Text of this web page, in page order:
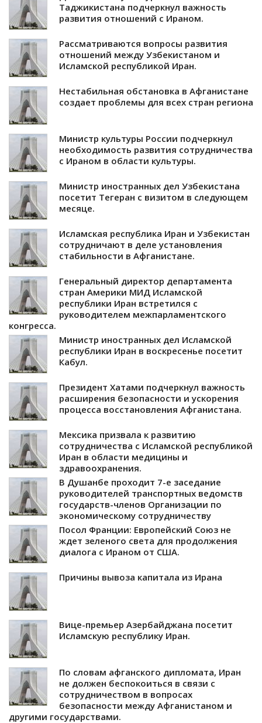
Таджикистана подчеркнул важность
развития отношений с Ираном.
Рассматриваются вопросы развития
отношений между Узбекистаном и
Исламской республикой Иран.
Нестабильная обстановка в Афганистане
создает проблемы для всех стран региона
Министр культуры России подчеркнул
необходимость развития сотрудничества
с Ираном в области культуры.
Министр иностранных дел Узбекистана
посетит Тегеран с визитом в следующем
месяце.
Исламская республика Иран и Узбекистан
сотрудничают в деле установления
стабильности в Афганистане.
Генеральный директор департамента
стран Америки МИД Исламской
республики Иран встретился с
руководителем межпарламентского
конгресса.
Министр иностранных дел Исламской
республики Иран в воскресенье посетит
Кабул.
Президент Хатами подчеркнул важность
расширения безопасности и ускорения
процесса восстановления Афганистана.
Мексика призвала к развитию
сотрудничества с Исламской республикой
Иран в области медицины и
здравоохранения.
В Душанбе проходит 7-е заседание
руководителей транспортных ведомств
государств-членов Организации по
экономическому сотрудничеству
Посол Франции: Европейский Союз не
ждет зеленого света для продолжения
диалога с Ираном от США.
Причины вывоза капитала из Ирана
Вице-премьер Азербайджана посетит
Исламскую республику Иран.
По словам афганского дипломата, Иран
не должен беспокоиться в связи с
сотрудничеством в вопросах
безопасности между Афганистаном и
другими государствами.